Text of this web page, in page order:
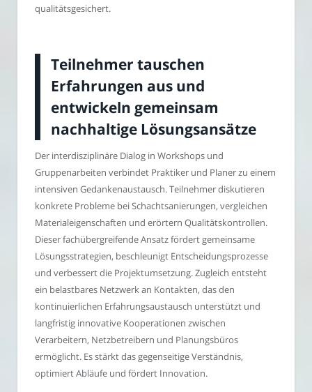
qualitätsgesichert.
Teilnehmer tauschen
Erfahrungen aus und
entwickeln gemeinsam
nachhaltige Lösungsansätze
Der interdisziplinäre Dialog in Workshops und
Gruppenarbeiten verbindet Praktiker und Planer zu einem
intensiven Gedankenaustausch. Teilnehmer diskutieren
konkrete Probleme bei Schachtsanierungen, vergleichen
Materialeigenschaften und erörtern Qualitätskontrollen.
Dieser fachübergreifende Ansatz fördert gemeinsame
Lösungsstrategien, beschleunigt Entscheidungsprozesse
und verbessert die Projektumsetzung. Zugleich entsteht
ein belastbares Netzwerk an Kontakten, das den
kontinuierlichen Erfahrungsaustausch unterstützt und
langfristig innovative Kooperationen zwischen
Verarbeitern, Netzbetreibern und Planungsbüros
ermöglicht. Es stärkt das gegenseitige Verständnis,
optimiert Abläufe und fördert Innovation.